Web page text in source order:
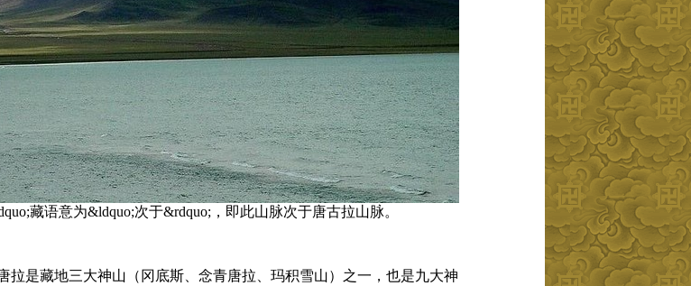
藏语意为&ldquo;次于&rdquo;，即此山脉次于唐古拉山脉。
是藏地三大神山（冈底斯、念青唐拉、玛积雪山）之一，也是九大神